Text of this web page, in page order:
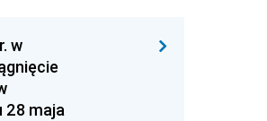
w
28 maja